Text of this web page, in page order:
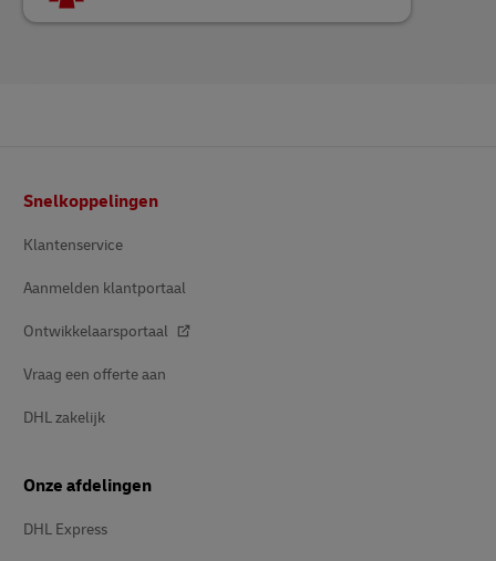
Snelkoppelingen
Klantenservice
Aanmelden klantportaal
Ontwikkelaarsportaal
Vraag een offerte aan
DHL zakelijk
Onze afdelingen
DHL Express